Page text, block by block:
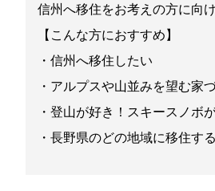
信州へ移住をお考えの方に向
【こんな方におすすめ】
・信州へ移住したい
・アルプスや山並みを望む家
・登山が好き！スキースノボ
・長野県のどの地域に移住す